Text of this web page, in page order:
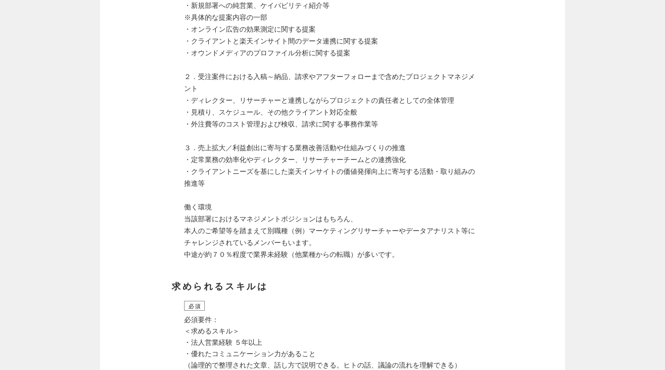
・新規部署への純営業、ケイパビリティ紹介等
※具体的な提案内容の一部
・オンライン広告の効果測定に関する提案
・クライアントと楽天インサイト間のデータ連携に関する提案
・オウンドメディアのプロファイル分析に関する提案
２．受注案件における入稿～納品、請求やアフターフォローまで含めたプロジェクトマネジメ
ント
・ディレクター、リサーチャーと連携しながらプロジェクトの責任者としての全体管理
・見積り、スケジュール、その他クライアント対応全般
・外注費等のコスト管理および検収、請求に関する事務作業等
３．売上拡大／利益創出に寄与する業務改善活動や仕組みづくりの推進
・定常業務の効率化やディレクター、リサーチャーチームとの連携強化
・クライアントニーズを基にした楽天インサイトの価値発揮向上に寄与する活動・取り組みの
推進等
働く環境
当該部署におけるマネジメントポジションはもちろん、
本人のご希望等を踏まえて別職種（例）マーケティングリサーチャーやデータアナリスト等に
チャレンジされているメンバーもいます。
中途が約７０％程度で業界未経験（他業種からの転職）が多いです。
求められるスキルは
必須
必須要件：
＜求めるスキル＞
・法人営業経験 ５年以上
・優れたコミュニケーション力があること
（論理的で整理された文章、話し方で説明できる。ヒトの話、議論の流れを理解できる）